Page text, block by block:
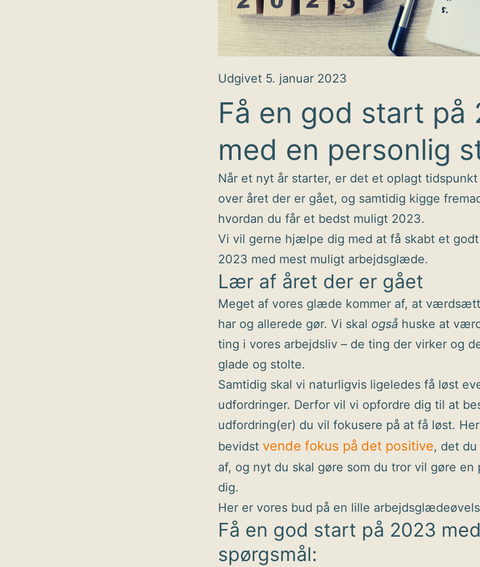
Udgivet 5. januar 2023
Få en god start på
med en personlig
Når et nyt år starter, er det et oplagt
over året der er gået, og samtidig kigge
hvordan du får et bedst muligt 2023.
Vi vil gerne hjælpe dig med at få skabt et
2023 med mest muligt arbejdsglæde.
Lær af året der er gået
Meget af vores glæde kommer af, at
har og allerede gør. Vi skal også huske at
ting i vores arbejdsliv – de ting der virker og
glade og stolte.
Samtidig skal vi naturligvis ligeledes få løst
udfordringer. Derfor vil vi opfordre dig til at
udfordring(er) du vil fokusere på at få løst.
bevidst vende fokus på det positive, det
af, og nyt du skal gøre som du tror vil gøre
dig.
Her er vores bud på en lille
Få en god start på 2023
spørgsmål: